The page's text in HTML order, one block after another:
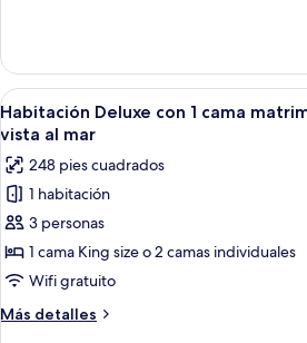
Abrir
todas
las
fotos
de
Habitación
Deluxe
con
1
cama
4
Habitación Deluxe con 1 cama
vista al mar
248 pies cuadrados
1 habitación
3 personas
1 cama King size o 2 camas individuales
Wifi gratuito
Más detalles
Más